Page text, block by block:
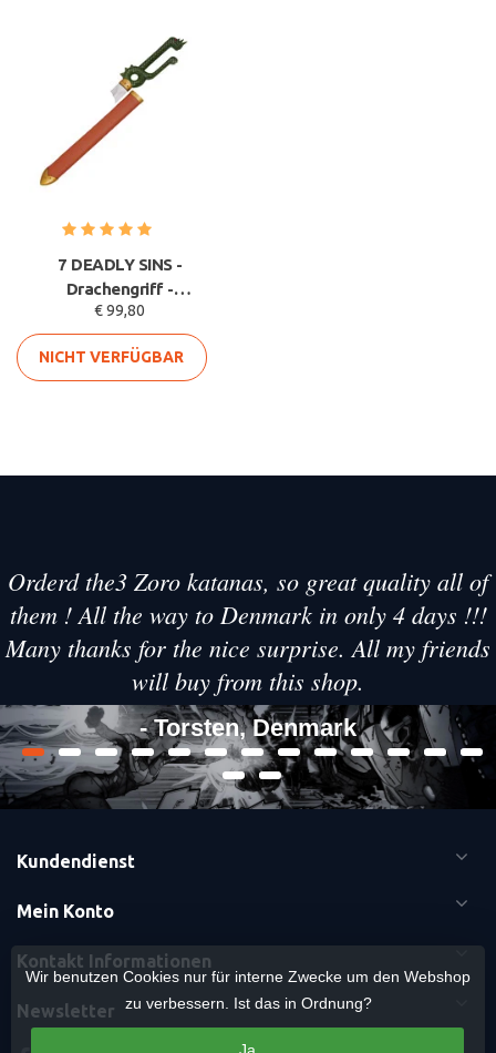
7 DEADLY SINS -
Drachengriff -
gebrochenes Schwert
des Meliodas
€ 99,80
NICHT VERFÜGBAR
Orderd the3 Zoro katanas, so great quality all of
them ! All the way to Denmark in only 4 days !!!
Many thanks for the nice surprise. All my friends
will buy from this shop.
- Torsten, Denmark
Kundendienst
Mein Konto
Kontakt Informationen
Newsletter
Wir benutzen Cookies nur für interne Zwecke um den Webshop
zu verbessern. Ist das in Ordnung?